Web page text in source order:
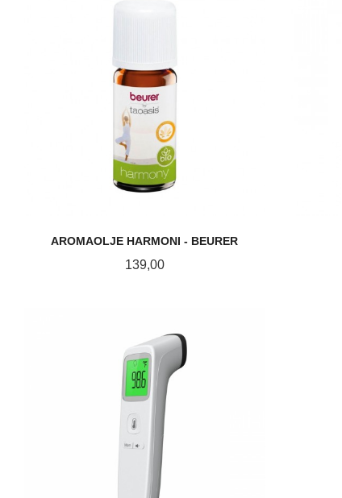
AROMAOLJE HARMONI - BEURER
Pris
139,00